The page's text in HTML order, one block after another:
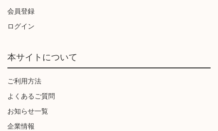
会員登録
ログイン
本サイトについて
ご利用方法
よくあるご質問
お知らせ一覧
企業情報